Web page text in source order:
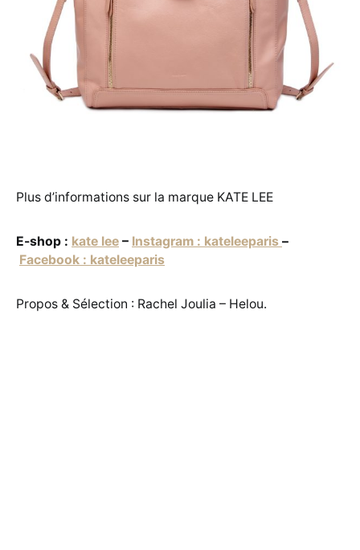
Plus d’informations sur la marque KATE LEE
E-shop : kate lee – Instagram : kateleeparis –
Facebook : kateleeparis
Propos & Sélection : Rachel Joulia – Helou.